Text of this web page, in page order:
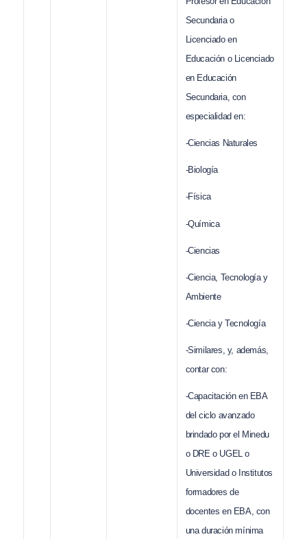
Secundaria o
Licenciado en
Educación o Licenciado
en Educación
Secundaria, con
especialidad en:
-Ciencias Naturales
-Biología
-Física
-Química
-Ciencias
-Ciencia, Tecnología y
Ambiente
-Ciencia y Tecnología
-Similares, y, además,
contar con:
-Capacitación en EBA
del ciclo avanzado
brindado por el Minedu
o DRE o UGEL o
Universidad o Institutos
formadores de
docentes en EBA, con
una duración mínima